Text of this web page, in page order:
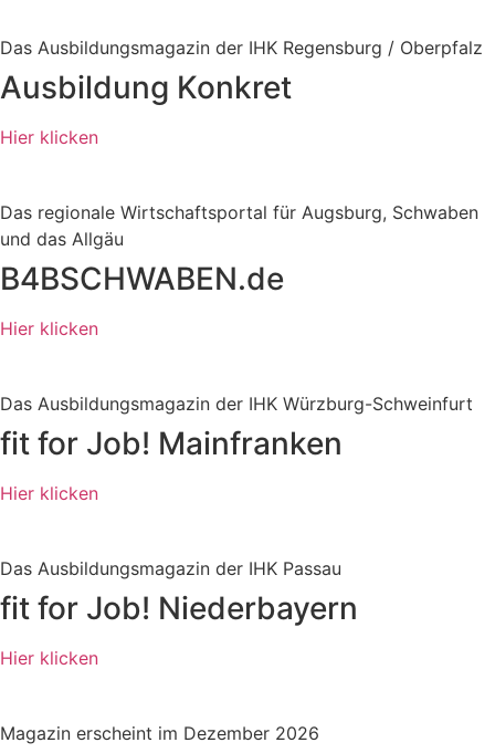
Das Ausbildungsmagazin der IHK Regensburg / Oberpfalz
Ausbildung Konkret
Hier klicken
Das regionale Wirtschaftsportal für Augsburg, Schwaben
und das Allgäu
B4BSCHWABEN.de
Hier klicken
Das Ausbildungsmagazin der IHK Würzburg-Schweinfurt
fit for Job! Mainfranken
Hier klicken
Das Ausbildungsmagazin der IHK Passau
fit for Job! Niederbayern
Hier klicken
Magazin erscheint im Dezember 2026